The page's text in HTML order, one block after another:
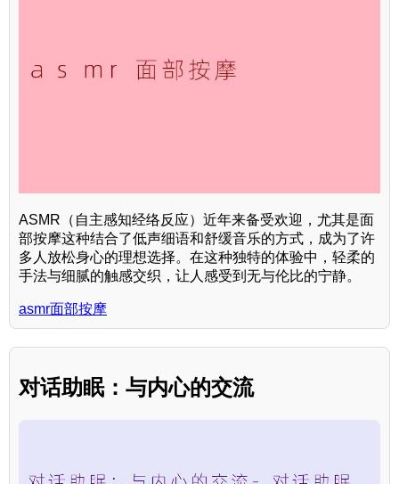
ASMR（自主感知经络反应）近年来备受欢迎，尤其是面
部按摩这种结合了低声细语和舒缓音乐的方式，成为了许
多人放松身心的理想选择。在这种独特的体验中，轻柔的
手法与细腻的触感交织，让人感受到无与伦比的宁静。
asmr面部按摩
对话助眠：与内心的交流